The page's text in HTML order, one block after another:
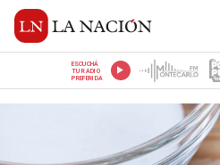
ESCUCHÁ
TU RADIO
PREFERIDA